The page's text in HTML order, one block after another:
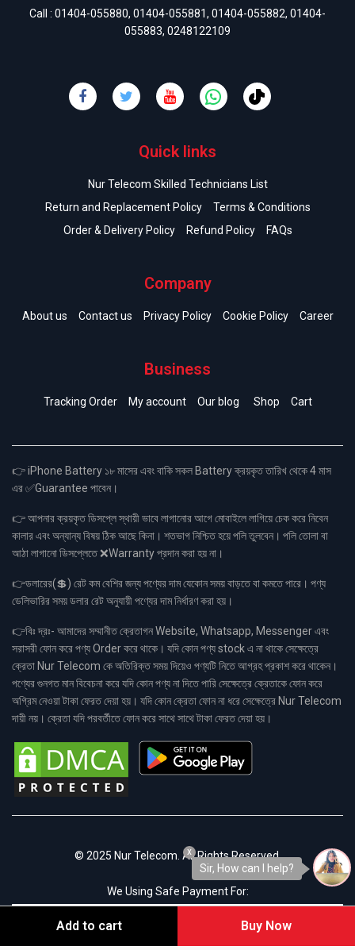
Call : 01404-055880, 01404-055881, 01404-055882, 01404-
055883, 0248122109
Quick links
Nur Telecom Skilled Technicians List
Return and Replacement Policy
Terms & Conditions
Order & Delivery Policy
Refund Policy FAQs
Company
About us Contact us Privacy Policy Cookie Policy Career
Business
Tracking Order My account Our blog Shop Cart
👉 iPhone Battery ১৮ মাসের এবং বাকি সকল Battery ক্রয়কৃত তারিখ থেকে 4 মাস
এর ✅Guarantee পাবেন।
👉 আপনার ক্রয়কৃত ডিসপ্লে স্থায়ী ভাবে লাগানোর আগে মোবাইলে লাগিয়ে চেক করে নিবেন
কালার এবং অন্যান্য বিষয় ঠিক আছে কিনা। শতভাগ নিশ্চিত হয়ে পলি তুলবেন। পলি তোলা বা
আঠা লাগানো ডিসপ্লেতে ❌Warranty প্রদান করা হয় না।
👉ডলারের(💲) রেট কম বেশির জন্য পণ্যের দাম যেকোন সময় বাড়তে বা কমতে পারে। পণ্য
ডেলিভারির সময় ডলার রেট অনুযায়ী পণ্যের দাম নির্ধারণ করা হয়।
👉বিঃ দ্রঃ- আমাদের সম্মানীত ক্রেতাগন Website, Whatsapp, Messenger এবং
সরাসরী ফোন করে পণ্য Order করে থাকে। যদি কোন পণ্য stock এ না থাকে সেক্ষেত্রে
ক্রেতা Nur Telecom কে অতিরিক্ত সময় দিয়েও পণ্যটি নিতে আগ্রহ প্রকাশ করে থাকেন।
পণ্যের গুনগত মান বিবেচনা করে যদি কোন পণ্য না দিতে পারি সেক্ষেত্রে ক্রেতাকে ফোন করে
অগ্রিম নেওয়া টাকা ফেরত দেয়া হয়। যদি কোন ক্রেতা ফোন না ধরে সেক্ষেত্রে Nur Telecom
দায়ী নয়। ক্রেতা যদি পরবর্তীতে ফোন করে সাথে সাথে টাকা ফেরত দেয়া হয়।
© 2025 Nur Telecom. All Rights Reserved.
We Using Safe Payment For:
Add to cart Buy Now
Sir, How can I help?
x